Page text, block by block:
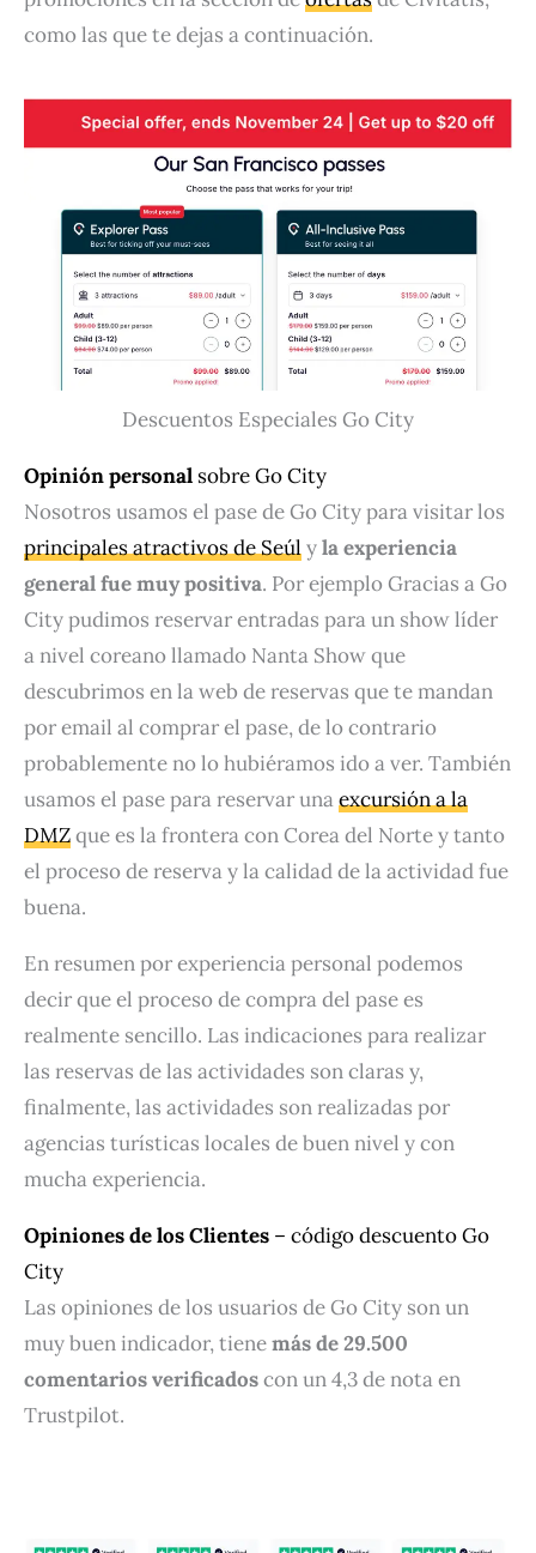
como las que te dejas a continuación.
Descuentos Especiales Go City
Opinión personal sobre Go City
Nosotros usamos el pase de Go City para visitar los
principales atractivos de Seúlyla experiencia
general fue muy positiva. Por ejemplo Gracias a Go
City pudimos reservar entradas para un show líder
a nivel coreano llamado Nanta Show que
descubrimos en la web de reservas que te mandan
por email al comprar el pase, de lo contrario
probablemente no lo hubiéramos ido a ver. También
usamos el pase para reservar unaexcursión a la
DMZque es la frontera con Corea del Norte y tanto
el proceso de reserva y la calidad de la actividad fue
buena.
En resumen por experiencia personal podemos
decir que el proceso de compra del pase es
realmente sencillo. Las indicaciones para realizar
las reservas de las actividades son claras y,
finalmente, las actividades son realizadas por
agencias turísticas locales de buen nivel y con
mucha experiencia.
Opiniones de los Clientes – código descuento Go
City
Las opiniones de los usuarios de Go City son un
muy buen indicador, tienemás de 29.500
comentarios verificadoscon un 4,3 de nota en
Trustpilot.